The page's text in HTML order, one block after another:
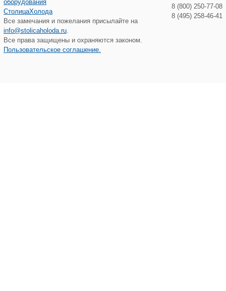
СтолицаХолода
Все замечания и пожелания присылайте на
info@stolicaholoda.ru
Все права защищены и охраняются законом.
Пользовательское соглашение.
8 (800) 250-77-08
8 (495) 258-46-41